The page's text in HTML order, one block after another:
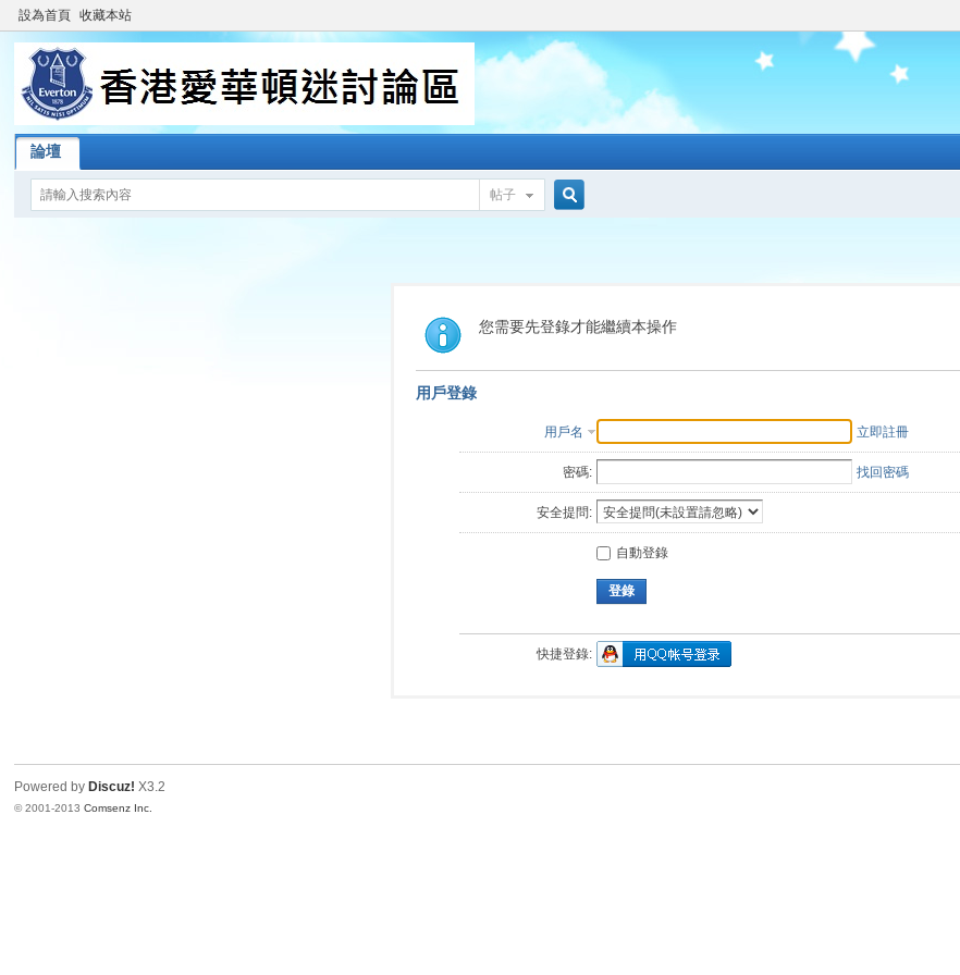
設為首頁 收藏本站
論壇
帖子
索
您需要先登錄才能繼續本操作
用戶登錄
用戶名 立即註冊
密碼: 找回密碼
安全提問:
自動登錄
登錄
快捷登錄:
Powered by Discuz! X3.2
© 2001-2013Comsenz Inc.